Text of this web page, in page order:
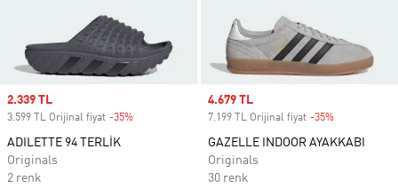
Sale price
2.339 TL
3.599 TL Orijinal fiyat -35%
ADILETTE 94 TERLİK
Originals
2 renk
Sale price
4.679 TL
7.199 TL Orijinal fiyat -35%
GAZELLE INDOOR AYAKKABI
Originals
30 renk